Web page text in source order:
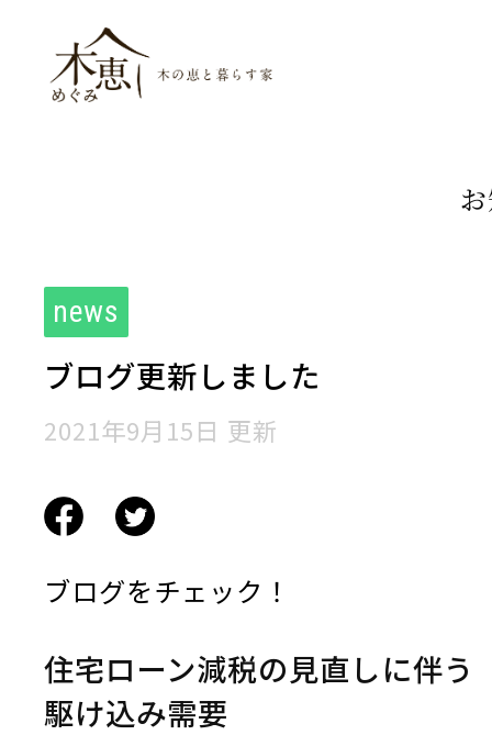
news
ブログ更新しました
2021年9月15日 更新
ブログをチェック！
住宅ローン減税の見直しに伴う
駆け込み需要